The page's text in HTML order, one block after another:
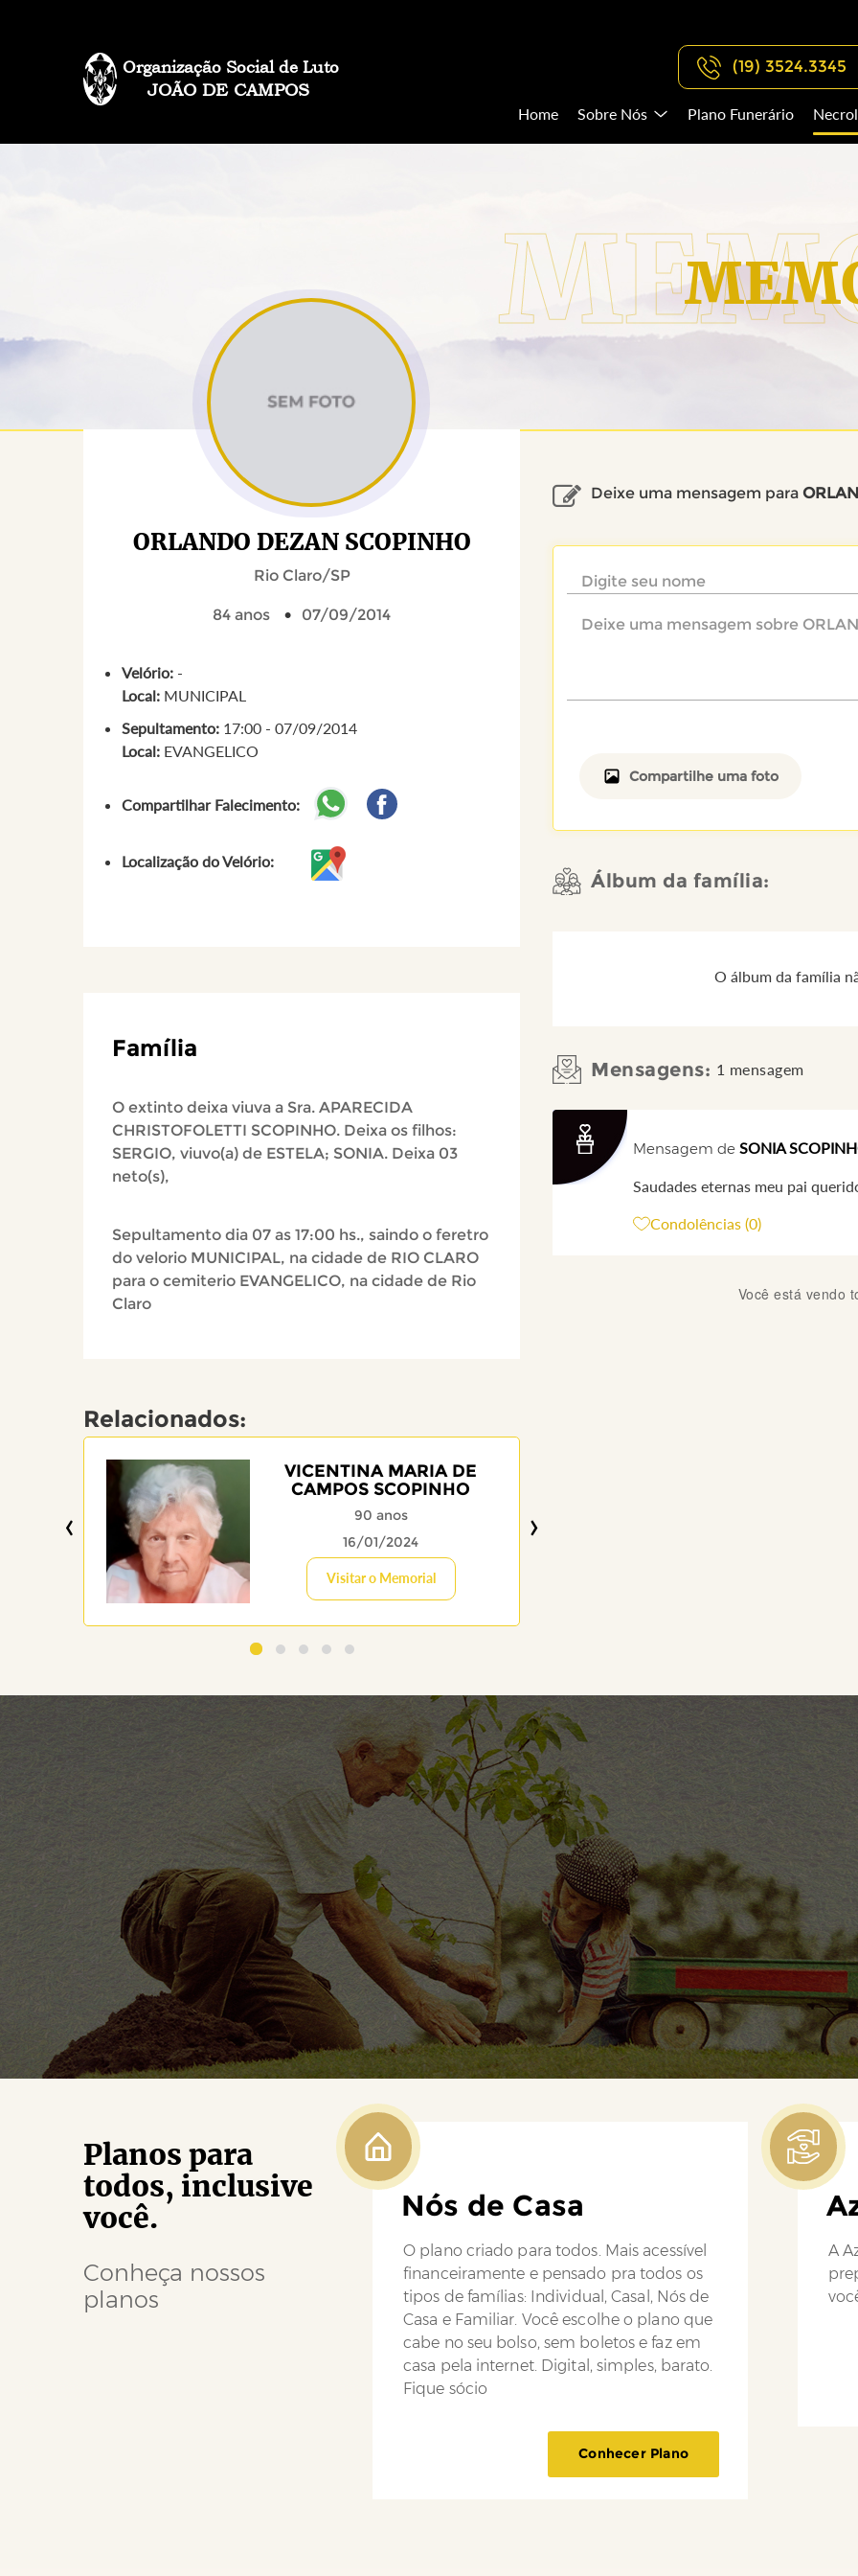
(19) 3524.3345
JOÃO DE CAMPOS
Organização Social de Luto
Home Sobre Nós Plano Funerário
ORLANDO DEZAN SCOPINHO
Rio Claro/SP
84 anos 07/09/2014
Velório: -
Local: MUNICIPAL
Sepultamento: 17:00 - 07/09/2014
Local: EVANGELICO
Compartilhar Falecimento:
Localização do Velório:
Família
O extinto deixa viuva a Sra. APARECIDA
CHRISTOFOLETTI SCOPINHO. Deixa os filhos:
SERGIO, viuvo(a) de ESTELA; SONIA. Deixa 03
neto(s),
Sepultamento dia 07 as 17:00 hs., saindo o feretro
do velorio MUNICIPAL, na cidade de RIO CLARO
para o cemiterio EVANGELICO, na cidade de Rio
Claro
Relacionados:
VICENTINA MARIA DE
CAMPOS SCOPINHO
90 anos
16/01/2024
Visitar o Memorial
‹ ›
Deixe uma mensagem para
Compartilhe uma foto
Álbum da família:
O álbum da família
Mensagens: 1 mensagem
Mensagem deSONIA
Saudades eternas meu pai
Condolências (0)
Você está vendo
Planos para
todos, inclusive
você.
Conheça nossos
planos
Nós de Casa
O plano criado para todos. Mais acessível
financeiramente e pensado pra todos os
tipos de famílias: Individual, Casal, Nós de
Casa e Familiar. Você escolhe o plano que
cabe no seu bolso, sem boletos e faz em
casa pela internet. Digital, simples, barato.
Fique sócio
Conhecer Plano
A